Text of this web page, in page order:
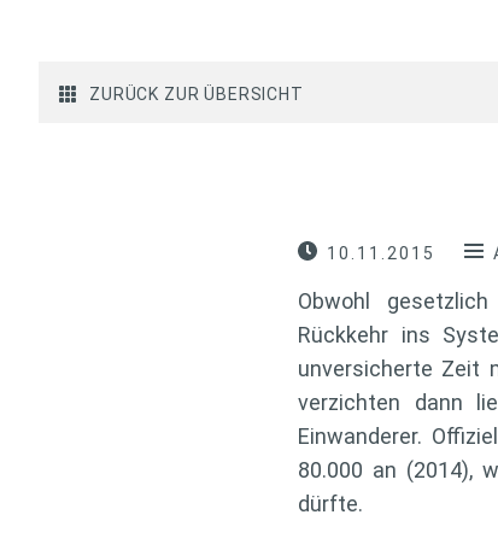
ZURÜCK ZUR ÜBERSICHT
10.11.2015
Obwohl
Rückkehr ins
unversicherte Zeit
verzichten dann
Einwanderer.
80.000 an (2014),
dürfte.